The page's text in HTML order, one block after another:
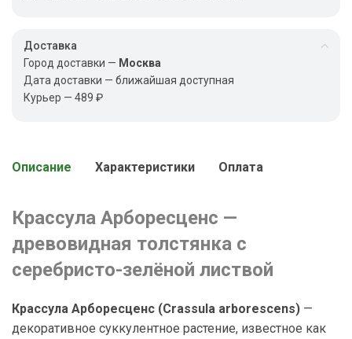
Доставка
Город доставки — Москва
Дата доставки — ближайшая доступная
Курьер — 489 ₽
Описание Характеристики Оплата
Крассула Арборесценс —
древовидная толстянка с
серебристо-зелёной листвой
Крассула Арборесценс (Crassula arborescens) —
декоративное суккулентное растение, известное как